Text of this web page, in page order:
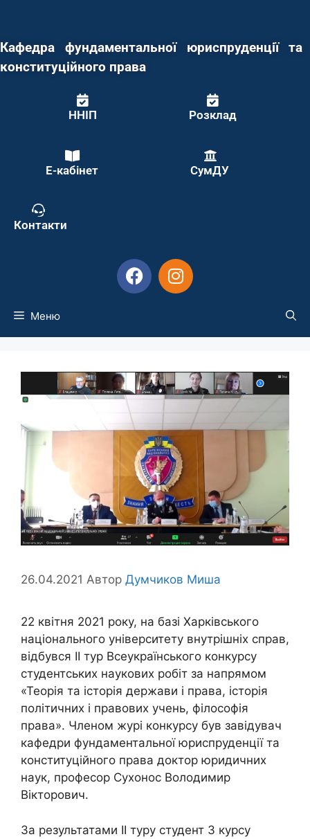
Кафедра фундаментальної юриспруденції та
конституційного права
ННІП Розклад
Е-кабінет СумДУ
Контакти
Меню
26.04.2021 Автор Думчиков Миша
22 квітня 2021 року, на базі Харківського
національного університету внутрішніх справ,
відбувся II тур Всеукраїнського конкурсу
студентських наукових робіт за напрямом
«Теорія та історія держави і права, історія
політичних і правових учень, філософія
права». Членом журі конкурсу був завідувач
кафедри фундаментальної юриспруденції та
конституційного права доктор юридичних
наук, професор Сухонос Володимир
Вікторович.
За результатами II туру студент 3 курсу